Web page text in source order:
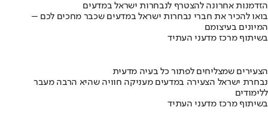
הזדמנות אחרונה להצטרף לנבחרות ישראל במדעים
בואו להכיר את חברי נבחרות ישראל במדעים שכבר מחכים לכם –
המיונים בעיצומם
בשיתוף מרכז מדעני העתיד
הצעירים שמצליחים לפתור כל בעיה מדעית
נבחרת ישראל הצעירה במדעים מעניקה חוויה שהיא הרבה מעבר
ללימודים
בשיתוף מרכז מדעני העתיד